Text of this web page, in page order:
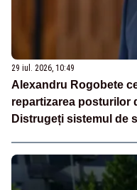
29 iul. 2026, 10:49
Alexandru Rogobete
repartizarea posturilor
Distrugeți sistemul de